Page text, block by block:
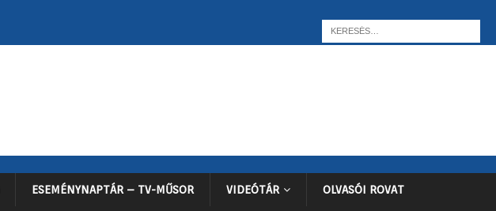
ESEMÉNYNAPTÁR – TV-MŰSOR VIDEÓTÁR OLVASÓI ROVAT